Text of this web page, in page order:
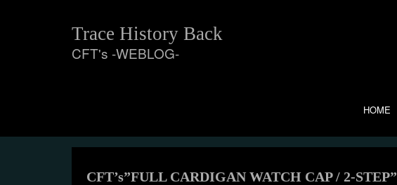
Trace History Back
CFT's -WEBLOG-
HOME
CFT’s”FULL CARDIGAN WATCH CAP / 2-STEP”